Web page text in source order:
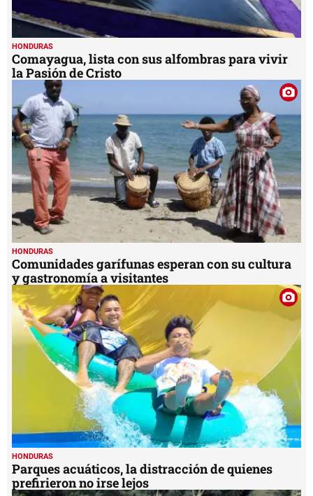
HONDURAS
Comayagua, lista con sus alfombras para vivir
la Pasión de Cristo
HONDURAS
Comunidades garífunas esperan con su cultura
y gastronomía a visitantes
HONDURAS
Parques acuáticos, la distracción de quienes
prefirieron no irse lejos